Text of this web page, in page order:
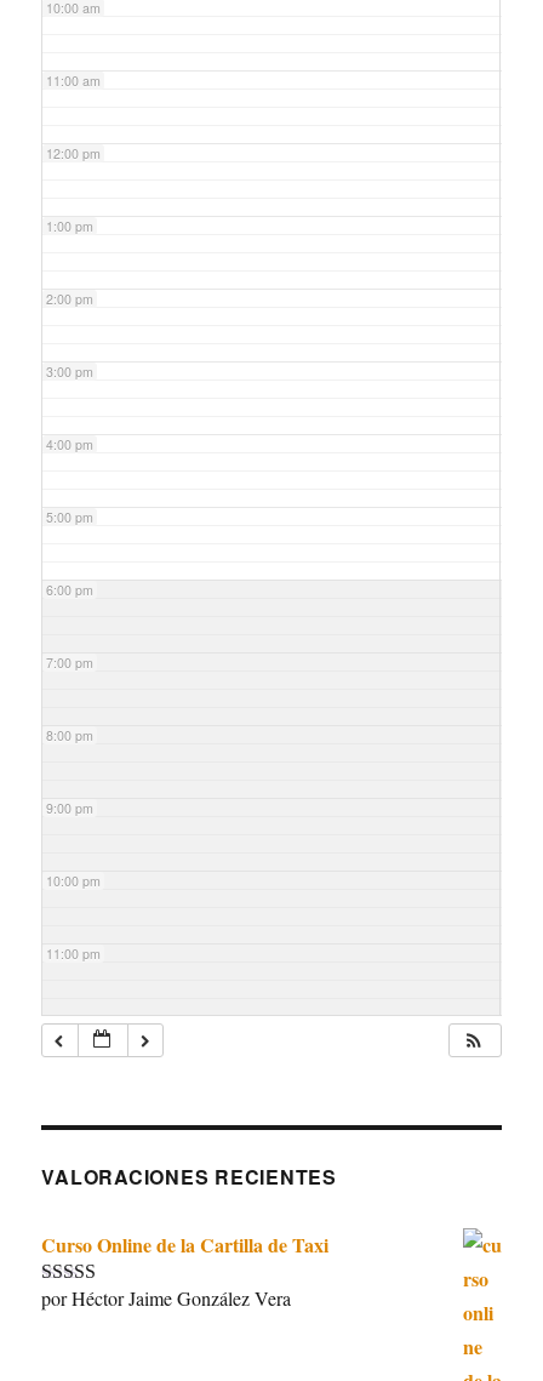
10:00 am
11:00 am
12:00 pm
1:00 pm
2:00 pm
3:00 pm
4:00 pm
5:00 pm
6:00 pm
7:00 pm
8:00 pm
9:00 pm
10:00 pm
11:00 pm
VALORACIONES RECIENTES
Curso Online de la Cartilla de Taxi
Valorado con
por Héctor Jaime González Vera